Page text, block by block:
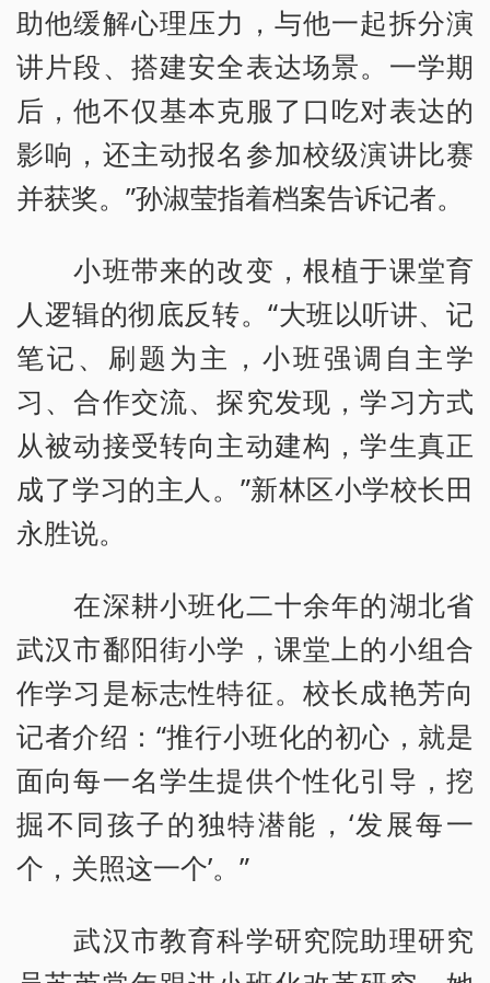
助他缓解心理压力，与他一起拆分演
讲片段、搭建安全表达场景。一学期
后，他不仅基本克服了口吃对表达的
影响，还主动报名参加校级演讲比赛
并获奖。”孙淑莹指着档案告诉记者。
小班带来的改变，根植于课堂育
人逻辑的彻底反转。“大班以听讲、记
笔记、刷题为主，小班强调自主学
习、合作交流、探究发现，学习方式
从被动接受转向主动建构，学生真正
成了学习的主人。”新林区小学校长田
永胜说。
在深耕小班化二十余年的湖北省
武汉市鄱阳街小学，课堂上的小组合
作学习是标志性特征。校长成艳芳向
记者介绍：“推行小班化的初心，就是
面向每一名学生提供个性化引导，挖
掘不同孩子的独特潜能，‘发展每一
个，关照这一个’。”
武汉市教育科学研究院助理研究